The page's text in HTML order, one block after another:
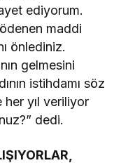
ediyorum.
maddi
önlediniz.
gelmesini
istihdamı söz
yıl veriliyor
dedi.